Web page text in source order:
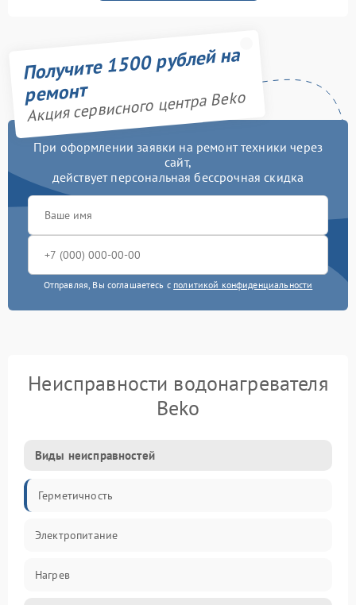
Получите 1500 рублей на
ремонт
Акция сервисного центра Beko
При оформлении заявки на ремонт техники через
сайт,
действует персональная бессрочная скидка
Отправляя, Вы соглашаетесь с политикой конфиденциальности
Неисправности водонагревателя
Beko
Виды неисправностей
Герметичность
Электропитание
Нагрев